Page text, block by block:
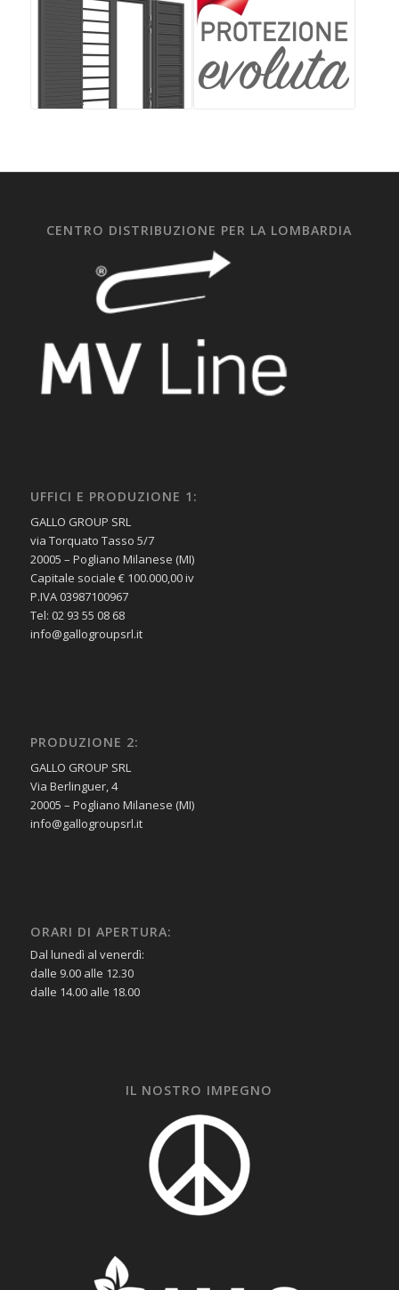
CENTRO DISTRIBUZIONE PER LA LOMBARDIA
UFFICI E PRODUZIONE 1:
GALLO GROUP SRL
via Torquato Tasso 5/7
20005 – Pogliano Milanese (MI)
Capitale sociale € 100.000,00 iv
P.IVA 03987100967
Tel: 02 93 55 08 68
info@gallogroupsrl.it
PRODUZIONE 2:
GALLO GROUP SRL
Via Berlinguer, 4
20005 – Pogliano Milanese (MI)
info@gallogroupsrl.it
ORARI DI APERTURA:
Dal lunedì al venerdì:
dalle 9.00 alle 12.30
dalle 14.00 alle 18.00
IL NOSTRO IMPEGNO